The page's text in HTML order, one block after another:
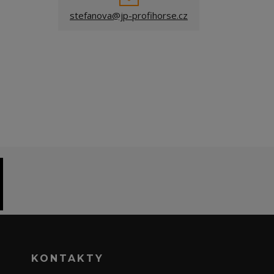
stefanova@jp-profihorse.cz
KONTAKTY